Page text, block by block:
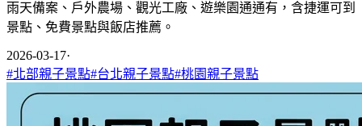
雨天備案、戶外農場、觀光工廠、遊樂園通通有，含捷運可到
景點、免費景點與飯店推薦。
2026-03-17·
#北部親子景點#台北親子景點#桃園親子景點